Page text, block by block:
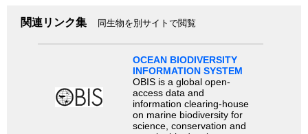
関連リンク集 同生物を別サイトで閲覧
OCEAN BIODIVERSITY
INFORMATION SYSTEM
OBIS is a global open-
access data and
information clearing-house
on marine biodiversity for
science, conservation and